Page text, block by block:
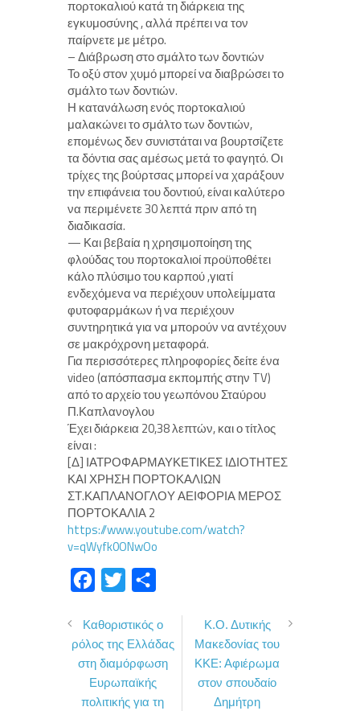
πορτοκαλιού κατά τη διάρκεια της
εγκυμοσύνης , αλλά πρέπει να τον
παίρνετε με μέτρο.
– Διάβρωση στο σμάλτο των δοντιών
Το οξύ στον χυμό μπορεί να διαβρώσει το
σμάλτο των δοντιών.
Η κατανάλωση ενός πορτοκαλιού
μαλακώνει το σμάλτο των δοντιών,
επομένως δεν συνιστάται να βουρτσίζετε
τα δόντια σας αμέσως μετά το φαγητό. Οι
τρίχες της βούρτσας μπορεί να χαράξουν
την επιφάνεια του δοντιού, είναι καλύτερο
να περιμένετε 30 λεπτά πριν από τη
διαδικασία.
— Και βεβαία η χρησιμοποίηση της
φλούδας του πορτοκαλιοί προϋποθέτει
κάλο πλύσιμο του καρπού ,γιατί
ενδεχόμενα να περιέχουν υπολείμματα
φυτοφαρμάκων ή να περιέχουν
συντηρητικά για να μπορούν να αντέχουν
σε μακρόχρονη μεταφορά.
Για περισσότερες πληροφορίες δείτε ένα
video (απόσπασμα εκπομπής στην TV)
από το αρχείο του γεωπόνου Σταύρου
Π.Καπλανογλου
Έχει διάρκεια 20,38 λεπτών, και ο τίτλος
είναι :
[Δ] ΙΑΤΡΟΦΑΡΜΑΥΚΕΤΙΚΕΣ ΙΔΙΟΤΗΤΕΣ
ΚΑΙ ΧΡΗΣΗ ΠΟΡΤΟΚΑΛΙΩΝ
ΣΤ.ΚΑΠΛΑΝΟΓΛΟΥ ΑΕΙΦΟΡΙΑ ΜΕΡΟΣ
ΠΟΡΤΟΚΑΛΙΑ 2
https://www.youtube.com/watch?
v=qWyfk0ONwOo
c
e
b
o
i
t
t
e
ι
ρ
α
σ
Καθοριστικός ο
ρόλος της Ελλάδας
στη διαμόρφωση
Ευρωπαϊκής
πολιτικής για τη
Κ.Ο. Δυτικής
Μακεδονίας του
ΚΚΕ: Αφιέρωμα
στον σπουδαίο
Δημήτρη